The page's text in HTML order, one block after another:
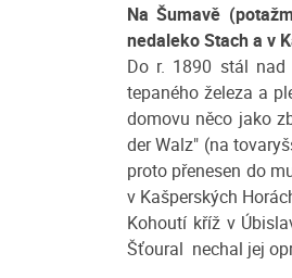
Na Šumavě
nedaleko Stach a v
Do r. 1890 stál
tepaného železa a
domovu něco jako
der Walz" (na
proto přenesen do
v Kašperských
Kohoutí kříž v
Šťoural nechal jej